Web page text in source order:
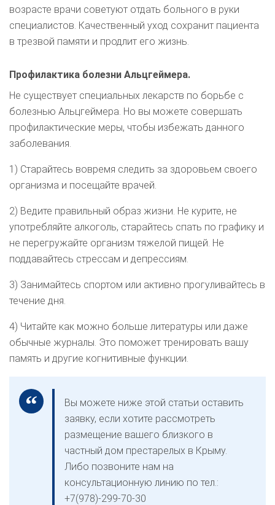
возрасте врачи советуют отдать больного в руки
специалистов. Качественный уход сохранит пациента
в трезвой памяти и продлит его жизнь.
Профилактика болезни Альцгеймера.
Не существует специальных лекарств по борьбе с
болезнью Альцгеймера. Но вы можете совершать
профилактические меры, чтобы избежать данного
заболевания.
1) Старайтесь вовремя следить за здоровьем своего
организма и посещайте врачей.
2) Ведите правильный образ жизни. Не курите, не
употребляйте алкоголь, старайтесь спать по графику и
не перегружайте организм тяжелой пищей. Не
поддавайтесь стрессам и депрессиям.
3) Занимайтесь спортом или активно прогуливайтесь в
течение дня.
4) Читайте как можно больше литературы или даже
обычные журналы. Это поможет тренировать вашу
память и другие когнитивные функции.
Вы можете ниже этой статьи оставить
заявку, если хотите рассмотреть
размещение вашего близкого в
частный дом престарелых в Крыму.
Либо позвоните нам на
консультационную линию по тел.:
+7(978)-299-70-30